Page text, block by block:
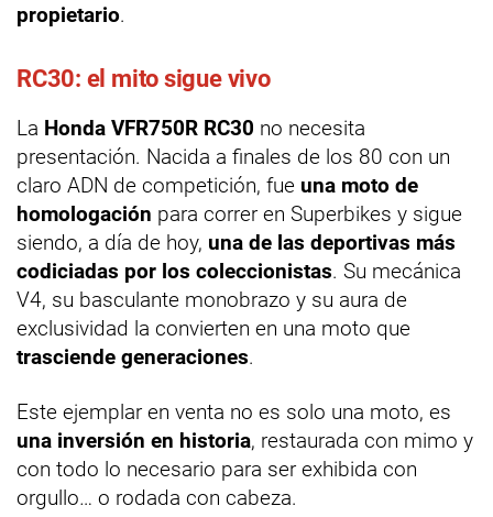
propietario.
RC30: el mito sigue vivo
La Honda VFR750R RC30 no necesita
presentación. Nacida a finales de los 80 con un
claro ADN de competición, fue una moto de
homologación para correr en Superbikes y sigue
siendo, a día de hoy, una de las deportivas más
codiciadas por los coleccionistas. Su mecánica
V4, su basculante monobrazo y su aura de
exclusividad la convierten en una moto que
trasciende generaciones.
Este ejemplar en venta no es solo una moto, es
una inversión en historia, restaurada con mimo y
con todo lo necesario para ser exhibida con
orgullo… o rodada con cabeza.